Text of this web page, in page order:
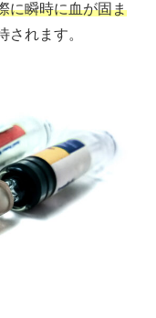
に瞬時に血が固ま
されます。